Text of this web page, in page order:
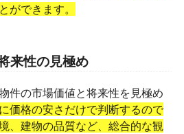
ができます。
来性の見極め
件の市場価値と将来性を見極め
価格の安さだけで判断するので
、建物の品質など、総合的な観